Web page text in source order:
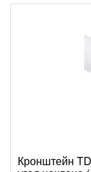
Кронштейн